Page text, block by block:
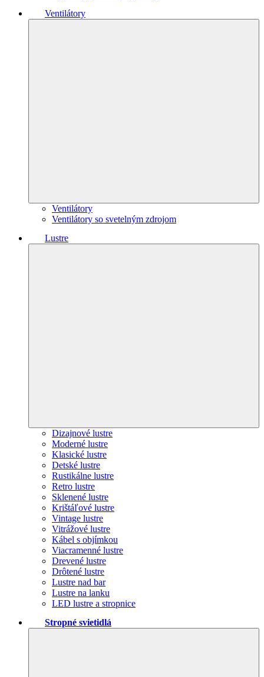
Ventilátory
Ventilátory
Ventilátory so svetelným zdrojom
Lustre
Dizajnové lustre
Moderné lustre
Klasické lustre
Detské lustre
Rustikálne lustre
Retro lustre
Sklenené lustre
Krištáľové lustre
Vintage lustre
Vitrážové lustre
Kábel s objímkou
Viacramenné lustre
Drevené lustre
Drôtené lustre
Lustre nad bar
Lustre na lanku
LED lustre a stropnice
Stropné svietidlá